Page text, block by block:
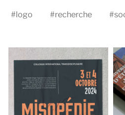
#logo #recherche #